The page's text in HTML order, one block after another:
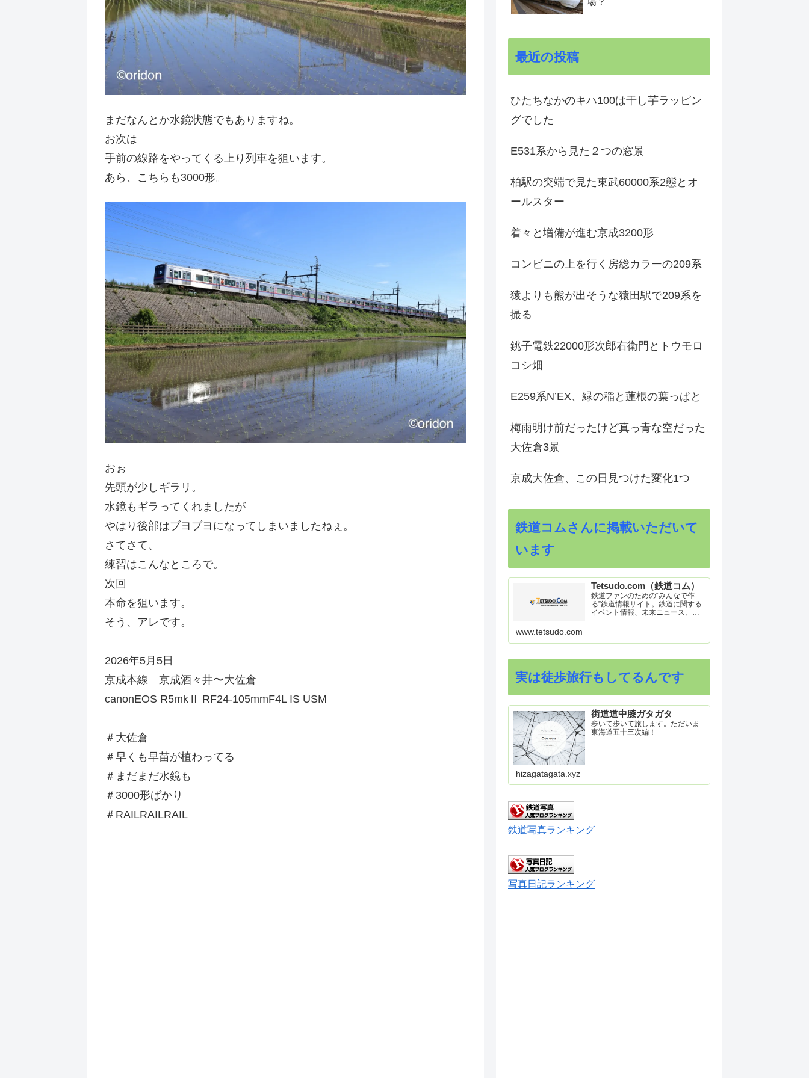
まだなんとか水鏡状態でもありますね。
お次は
手前の線路をやってくる上り列車を狙います。
あら、こちらも3000形。
おぉ
先頭が少しギラリ。
水鏡もギラってくれましたが
やはり後部はブヨブヨになってしまいましたねぇ。
さてさて、
練習はこんなところで。
次回
本命を狙います。
そう、アレです。
2026年5月5日
京成本線 京成酒々井〜大佐倉
canonEOS R5mkⅡ RF24-105mmF4L IS USM
＃大佐倉
＃早くも早苗が植わってる
＃まだまだ水鏡も
＃3000形ばかり
＃RAILRAILRAIL
最近の投稿
ひたちなかのキハ100は干し芋ラッピン
グでした
E531系から見た２つの窓景
柏駅の突端で見た東武60000系2態とオ
ールスター
着々と増備が進む京成3200形
コンビニの上を行く房総カラーの209系
猿よりも熊が出そうな猿田駅で209系を
撮る
銚子電鉄22000形次郎右衛門とトウモロ
コシ畑
E259系N’EX、緑の稲と蓮根の葉っぱと
梅雨明け前だったけど真っ青な空だった
大佐倉3景
京成大佐倉、この日見つけた変化1つ
鉄道コムさんに掲載いただいて
います
Tetsudo.com（鉄道コム）
鉄道ファンのための“みんなで作
る”鉄道情報サイト。鉄道に関する
イベント情報、未来ニュース、車
ク集や、参加型ゲーム「駅つなゲ
www.tetsudo.com
実は徒歩旅行もしてるんです
街道道中膝ガタガタ
歩いて歩いて旅します。ただいま
東海道五十三次編！
hizagatagata.xyz
鉄道写真ランキング
写真日記ランキング